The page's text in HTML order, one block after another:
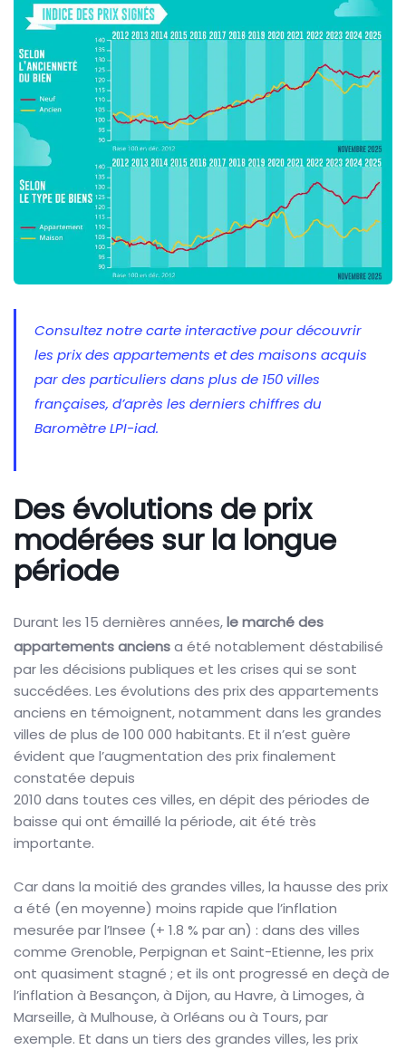
Consultez notre carte interactive pour découvrir
les prix des appartements et des maisons acquis
par des particuliers dans plus de 150 villes
françaises, d’après les derniers chiffres du
Baromètre LPI-iad.
Des évolutions de prix
modérées sur la longue
période
Durant les 15 dernières années,le marché des
appartements anciensa été notablement déstabilisé
par les décisions publiques et les crises qui se sont
succédées. Les évolutions des prix des appartements
anciens en témoignent, notamment dans les grandes
villes de plus de 100 000 habitants. Et il n’est guère
évident que l’augmentation des prix finalement
constatée depuis
2010 dans toutes ces villes, en dépit des périodes de
baisse qui ont émaillé la période, ait été très
importante.
Car dans la moitié des grandes villes, la hausse des prix
a été (en moyenne) moins rapide que l’inflation
mesurée par l’Insee (+ 1.8 % par an) : dans des villes
comme Grenoble, Perpignan et Saint-Etienne, les prix
ont quasiment stagné ; et ils ont progressé en deçà de
l’inflation à Besançon, à Dijon, au Havre, à Limoges, à
Marseille, à Mulhouse, à Orléans ou à Tours, par
exemple. Et dans un tiers des grandes villes, les prix